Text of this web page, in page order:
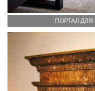
ПОРТАЛ ДЛЯ